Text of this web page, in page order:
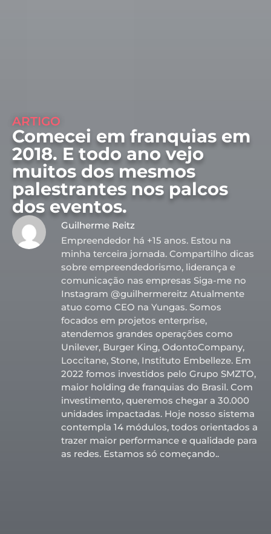
ARTIGO
Comecei em franquias em
2018. E todo ano vejo
muitos dos mesmos
palestrantes nos palcos
dos eventos.
Guilherme Reitz
Empreendedor há +15 anos. Estou na
minha terceira jornada. Compartilho dicas
sobre empreendedorismo, liderança e
comunicação nas empresas Siga-me no
Instagram @guilhermereitz Atualmente
atuo como CEO na Yungas. Somos
focados em projetos enterprise,
atendemos grandes operações como
Unilever, Burger King, OdontoCompany,
Loccitane, Stone, Instituto Embelleze. Em
2022 fomos investidos pelo Grupo SMZTO,
maior holding de franquias do Brasil. Com
investimento, queremos chegar a 30.000
unidades impactadas. Hoje nosso sistema
contempla 14 módulos, todos orientados a
trazer maior performance e qualidade para
as redes. Estamos só começando..